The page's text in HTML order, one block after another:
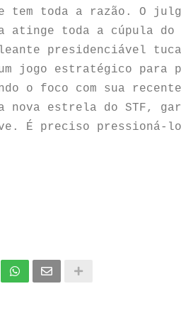
tem toda a razão. O
toda a cúpula do
presidenciável
jogo estratégico para
o foco com sua
nova estrela do STF,
É preciso pressioná-